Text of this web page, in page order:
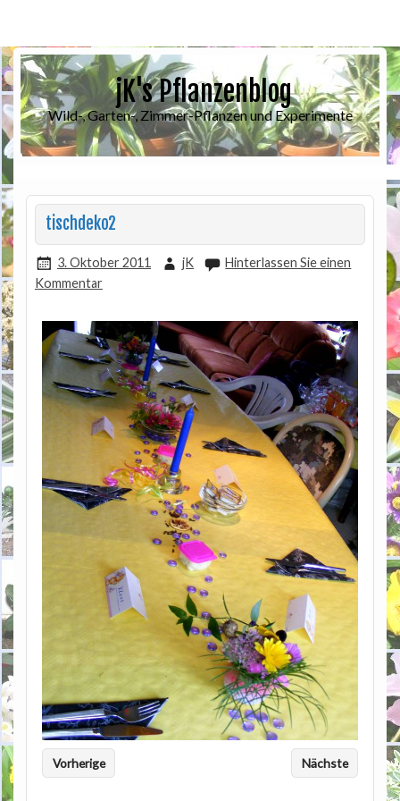
jK's Pflanzenblog
Wild-, Garten-, Zimmer-Pflanzen und Experimente
tischdeko2
3. Oktober 2011 jK
Hinterlassen Sie einen
Kommentar
Vorherige Nächste